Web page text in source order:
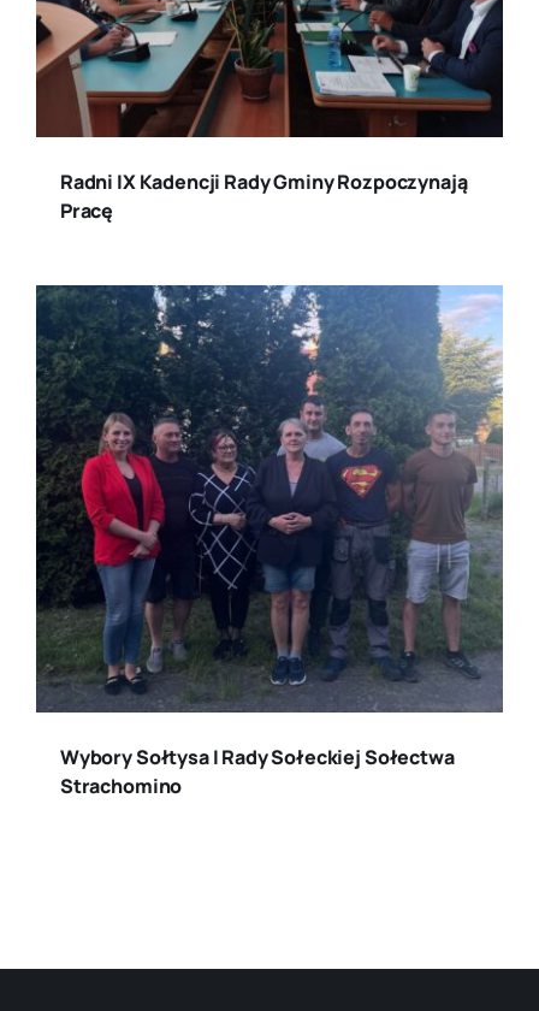
Radni IX Kadencji Rady Gminy Rozpoczynają
Pracę
Wybory Sołtysa I Rady Sołeckiej Sołectwa
Strachomino